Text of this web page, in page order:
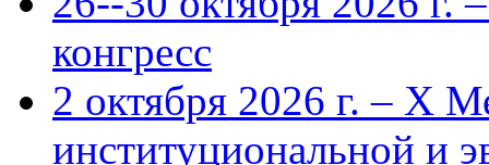
конгресс
2 октября 2026 г. – X
институциональной и